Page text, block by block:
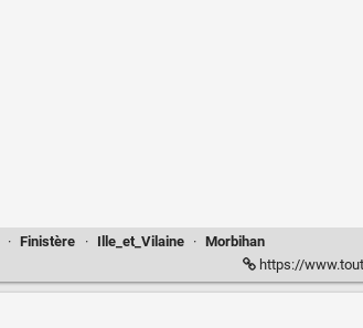
· Finistère · Ille_et_Vilaine · Morbihan
https://